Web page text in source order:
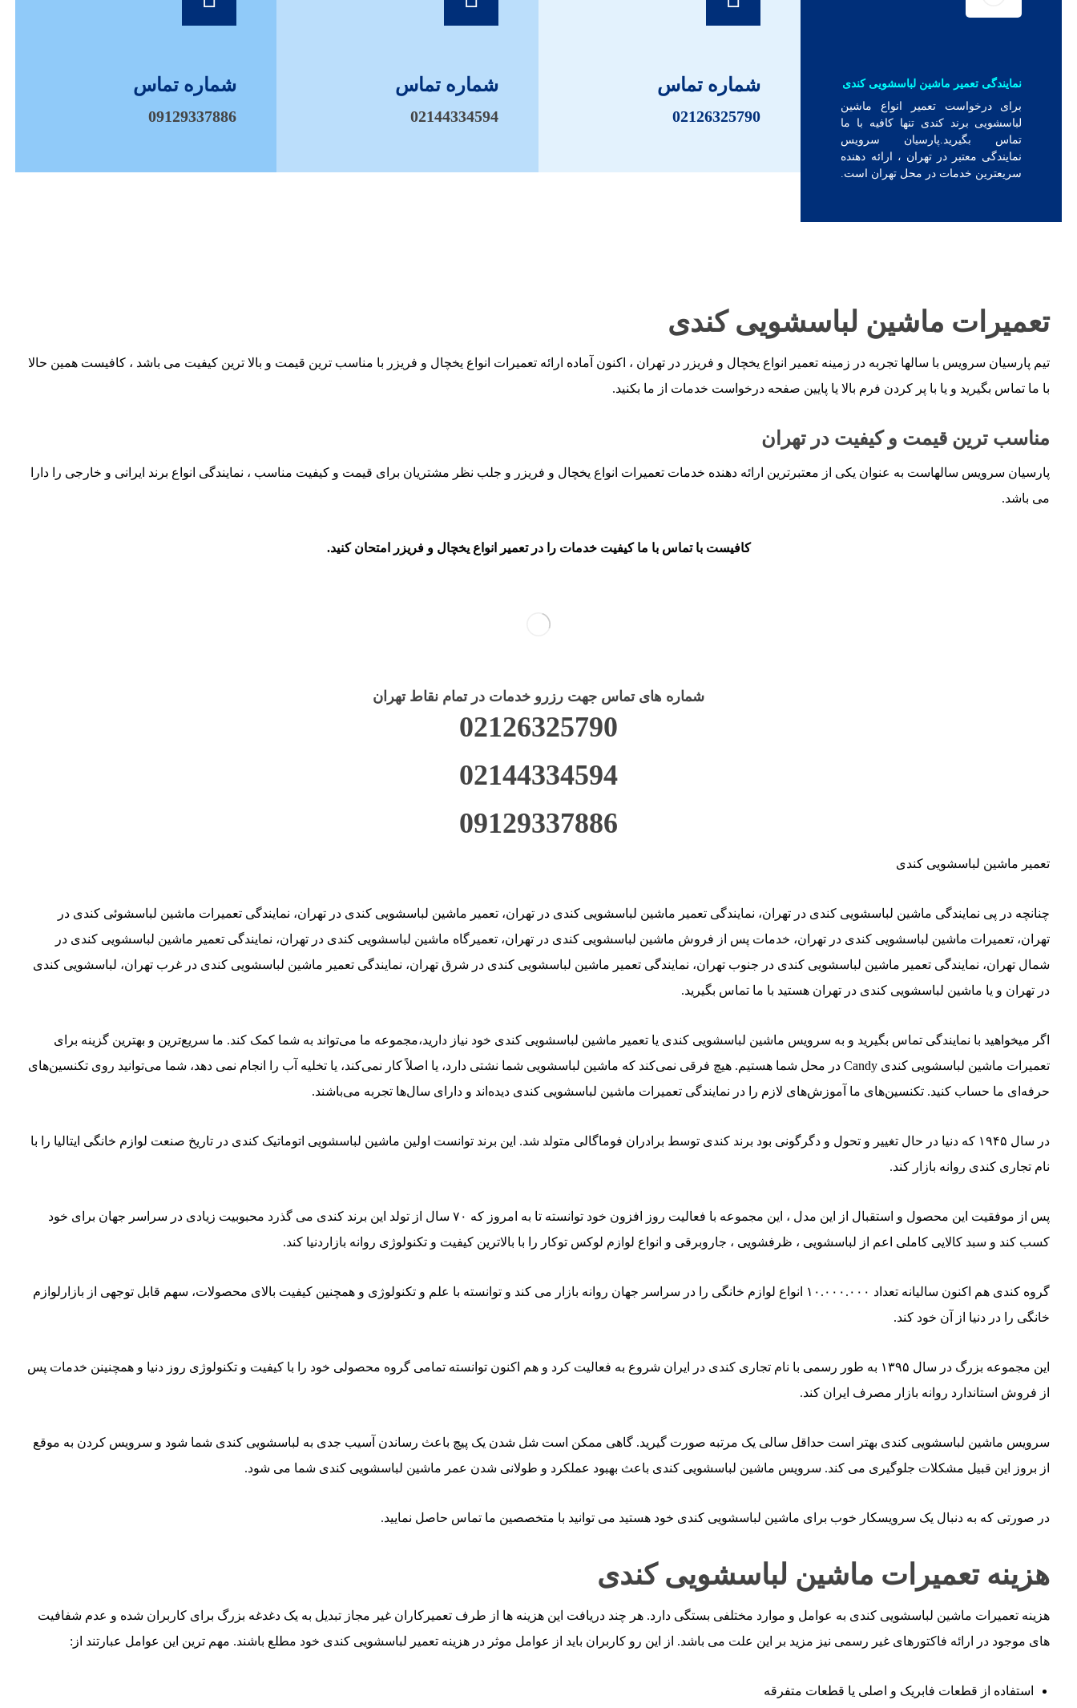
نمایندگی تعمیر ماشین لباسشویی کندی
برای درخواست تعمیر انواع ماشین
لباسشویی برند کندی تنها کافیه با ما
تماس بگیرید.پارسیان سرویس
نمایندگی معتبر در تهران ، ارائه دهنده
سریعترین خدمات در محل تهران است.
شماره تماس
02126325790
شماره تماس
02144334594
شماره تماس
09129337886
تعمیرات ماشین لباسشویی کندی
تیم پارسیان سرویس با سالها تجربه در زمینه تعمیر انواع یخچال و فریزر در تهران ، اکنون آماده ارائه تعمیرات انواع یخچال و فریزر با مناسب ترین قیمت و بالا ترین کیفیت می باشد ، کافیست همین حالا
با ما تماس بگیرید و یا با پر کردن فرم بالا یا پایین صفحه درخواست خدمات از ما بکنید.
مناسب ترین قیمت و کیفیت در تهران
پارسیان سرویس سالهاست به عنوان یکی از معتبرترین ارائه دهنده خدمات تعمیرات انواع یخچال و فریزر و جلب نظر مشتریان برای قیمت و کیفیت مناسب ، نمایندگی انواع برند ایرانی و خارجی را دارا
می باشد.
کافیست با تماس با ما کیفیت خدمات را در تعمیر انواع یخچال و فریزر امتحان کنید.
شماره های تماس​ جهت رزرو خدمات در تمام نقاط تهران
02126325790
02144334594
09129337886
تعمیر ماشین لباسشویی کندی
چنانچه در پی نمایندگی ماشین لباسشویی کندی در تهران، نمایندگی تعمیر ماشین لباسشویی کندی در تهران، تعمیر ماشین لباسشویی کندی در تهران، نمایندگی تعمیرات ماشین لباسشوئی کندی در
تهران، تعمیرات ماشین لباسشویی کندی در تهران، خدمات پس از فروش ماشین لباسشویی کندی در تهران، تعمیرگاه ماشین لباسشویی کندی در تهران، نمایندگی تعمیر ماشین لباسشویی کندی در
شمال تهران، نمایندگی تعمیر ماشین لباسشویی کندی در جنوب تهران، نمایندگی تعمیر ماشین لباسشویی کندی در شرق تهران، نمایندگی تعمیر ماشین لباسشویی کندی در غرب تهران، لباسشویی کندی
در تهران و یا ماشین لباسشویی کندی در تهران هستید با ما تماس بگیرید.
اگر میخواهید با نمایندگی تماس بگیرید و به سرویس ماشین لباسشویی کندی یا تعمیر ماشین لباسشویی کندی خود نیاز دارید،مجموعه ما می‌تواند به شما کمک کند. ما سریع‌ترین و بهترین گزینه برای
تعمیرات ماشین لباسشویی کندی Candy در محل شما هستیم. هیچ فرقی نمی‌کند که ماشین لباسشویی شما نشتی دارد، یا اصلاً کار نمی‌کند، یا تخلیه آب را انجام نمی دهد، شما می‌توانید روی تکنسین‌های
حرفه‌ای ما حساب کنید. تکنسین‌های ما آموزش‌های لازم را در نمایندگی تعمیرات ماشین لباسشویی کندی دیده‌اند و دارای سال‌ها تجربه می‌باشند.
در سال ۱۹۴۵ که دنیا در حال تغییر و تحول و دگرگونی بود برند کندی توسط برادران فوماگالی متولد شد. این برند توانست اولین ماشین لباسشویی اتوماتیک کندی در تاریخ صنعت لوازم خانگی ایتالیا را با
نام تجاری کندی روانه بازار کند.
پس از موفقیت این محصول و استقبال از این مدل ، این مجموعه با فعالیت روز افزون خود توانسته تا به امروز که ۷۰ سال از تولد این برند کندی می گذرد محبوبیت زیادی در سراسر جهان برای خود
کسب کند و سبد کالایی کاملی اعم از لباسشویی ، ظرفشویی ، جاروبرقی و انواع لوازم لوکس توکار را با بالاترین کیفیت و تکنولوژی روانه بازاردنیا کند.
گروه کندی هم اکنون سالیانه تعداد ۱۰.۰۰۰.۰۰۰ انواع لوازم خانگی را در سراسر جهان روانه بازار می کند و توانسته با علم و تکنولوژی و همچنین کیفیت بالای محصولات، سهم قابل توجهی از بازارلوازم
خانگی را در دنیا از آن خود کند.
این مجموعه بزرگ در سال ۱۳۹۵ به طور رسمی با نام تجاری کندی در ایران شروع به فعالیت کرد و هم اکنون توانسته تمامی گروه محصولی خود را با کیفیت و تکنولوژی روز دنیا و همچنینن خدمات پس
از فروش استاندارد روانه بازار مصرف ایران کند.
سرویس ماشین لباسشویی کندی بهتر است حداقل سالی یک مرتبه صورت گیرید. گاهی ممکن است شل شدن یک پیچ باعث رساندن آسیب جدی به لباسشویی کندی شما شود و سرویس کردن به موقع
از بروز این قبیل مشکلات جلوگیری می کند. سرویس ماشین لباسشویی کندی باعث بهبود عملکرد و طولانی شدن عمر ماشین لباسشویی کندی شما می شود.
در صورتی که به دنبال یک سرویسکار خوب برای ماشین لباسشویی کندی خود هستید می توانید با متخصصین ما تماس حاصل نمایید.
هزینه تعمیرات ماشین لباسشویی کندی
هزینه تعمیرات ماشین لباسشویی کندی به عوامل و موارد مختلفی بستگی دارد. هر چند دریافت این هزینه ها از طرف تعمیرکاران غیر مجاز تبدیل به یک دغدغه بزرگ برای کاربران شده و عدم شفافیت
های موجود در ارائه فاکتورهای غیر رسمی نیز مزید بر این علت می باشد. از این رو کاربران باید از عوامل موثر در هزینه تعمیر لباسشویی کندی خود مطلع باشند. مهم ترین این عوامل عبارتند از:
استفاده از قطعات فابریک و اصلی یا قطعات متفرقه